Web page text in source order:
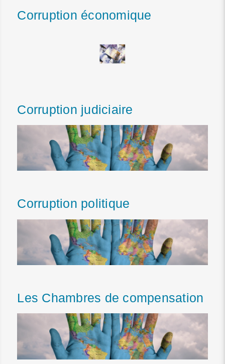
Corruption économique
Corruption judiciaire
Corruption politique
Les Chambres de compensation